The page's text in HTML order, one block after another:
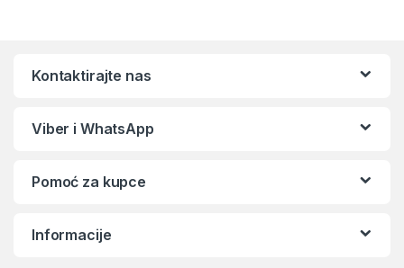
Kontaktirajte nas
Viber i WhatsApp
Pomoć za kupce
Informacije